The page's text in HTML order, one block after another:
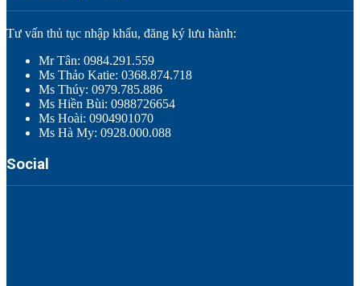
Tư vấn thủ tục nhập khẩu, đăng ký lưu hành:
Mr Tân: 0984.291.559
Ms Thảo Katie: 0368.874.718
Ms Thúy: 0979.785.886
Ms Hiền Bùi: 0988726654
Ms Hoài: 0904901070
Ms Hà My: 0928.000.088
Social